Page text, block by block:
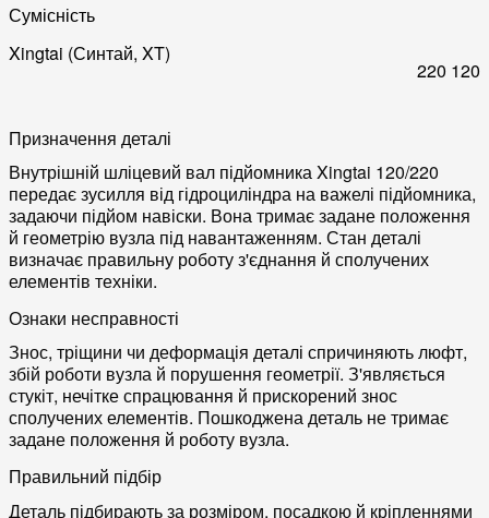
Сумісність
Xingtai (Синтай, XT)
220 120
Призначення деталі
Внутрішній шліцевий вал підйомника Xingtai 120/220
передає зусилля від гідроциліндра на важелі підйомника,
задаючи підйом навіски. Вона тримає задане положення
й геометрію вузла під навантаженням. Стан деталі
визначає правильну роботу з'єднання й сполучених
елементів техніки.
Ознаки несправності
Знос, тріщини чи деформація деталі спричиняють люфт,
збій роботи вузла й порушення геометрії. З'являється
стукіт, нечітке спрацювання й прискорений знос
сполучених елементів. Пошкоджена деталь не тримає
задане положення й роботу вузла.
Правильний підбір
Деталь підбирають за розміром, посадкою й кріпленнями